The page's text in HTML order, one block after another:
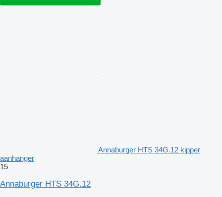
Annaburger HTS 34G.12 kipper
aanhanger
15
Annaburger HTS 34G.12